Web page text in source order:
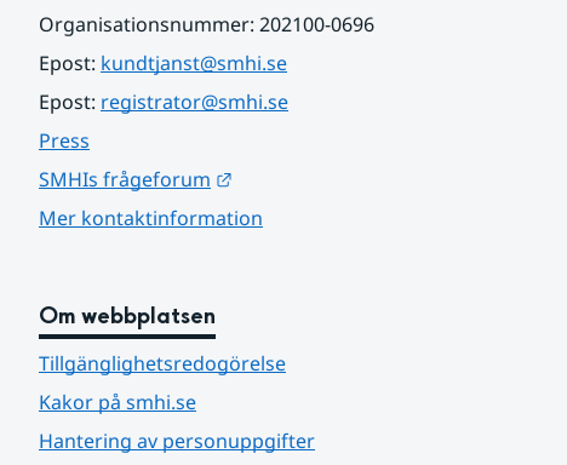
Organisationsnummer: 202100-0696
Epost: kundtjanst@smhi.se
Epost: registrator@smhi.se
Press
SMHIs frågeforum
Mer kontaktinformation
Om webbplatsen
Tillgänglighetsredogörelse
Kakor på smhi.se
Hantering av personuppgifter